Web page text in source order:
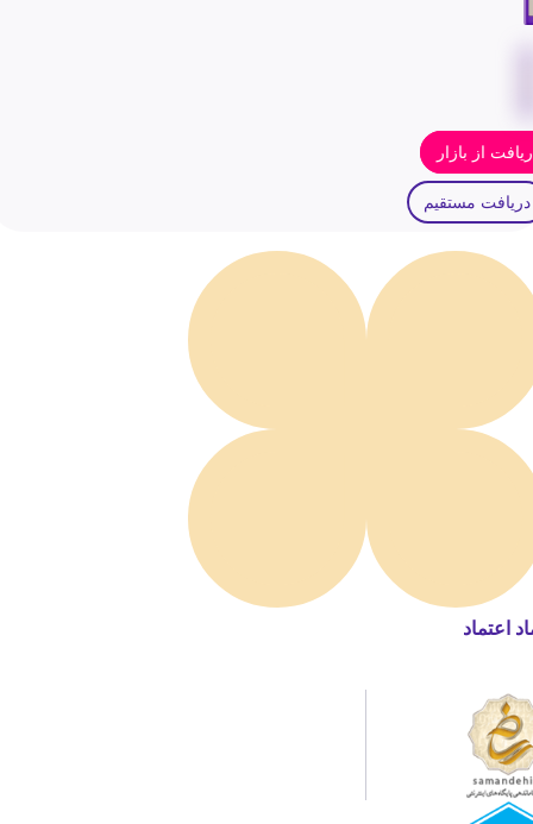
از بازار
دریافت مستقیم
اعتماد